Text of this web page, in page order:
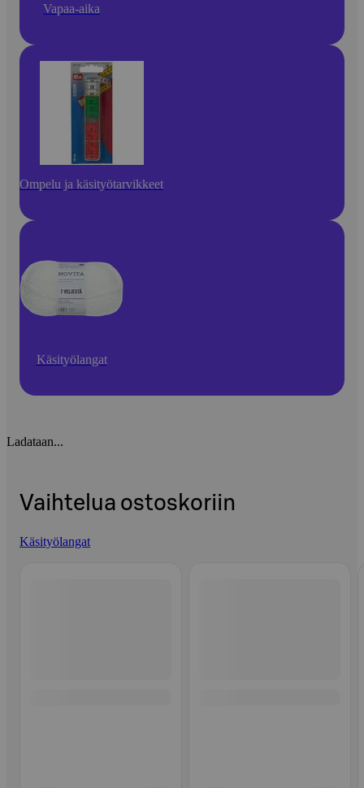
Vapaa-aika
Ompelu ja käsityötarvikkeet
Käsityölangat
Ladataan...
Vaihtelua ostoskoriin
Käsityölangat